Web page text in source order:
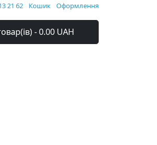
21 62 Кошик Оформлення
- 0.00 UAH